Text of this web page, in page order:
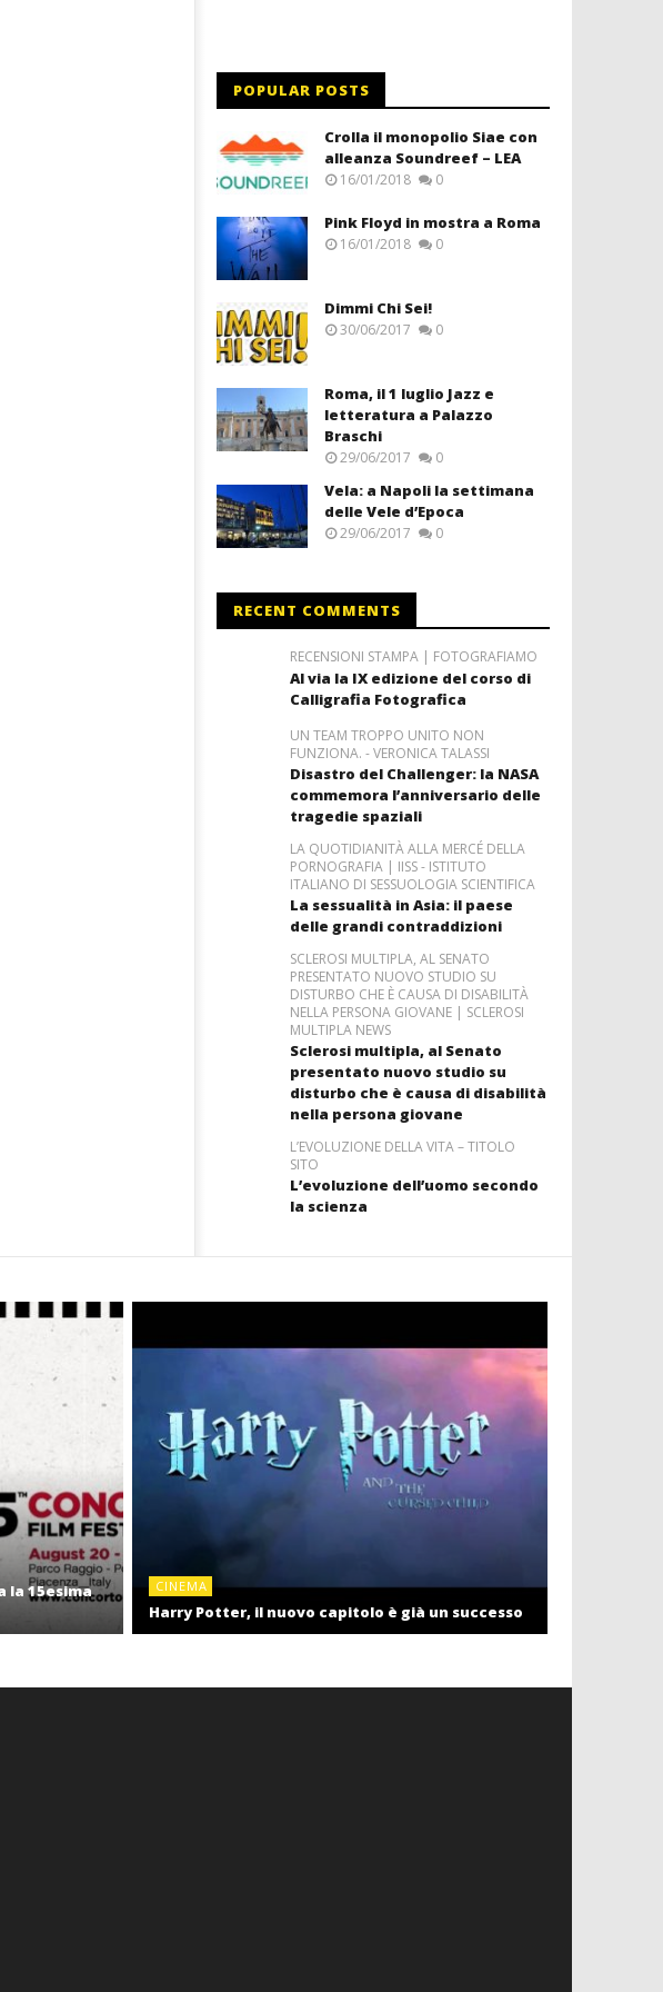
POPULAR POSTS
Crolla il monopolio Siae con
alleanza Soundreef – LEA
16/01/2018 0
Pink Floyd in mostra a Roma
16/01/2018 0
Dimmi Chi Sei!
30/06/2017 0
Roma, il 1 luglio Jazz e
letteratura a Palazzo
Braschi
29/06/2017 0
Vela: a Napoli la settimana
delle Vele d’Epoca
29/06/2017 0
RECENT COMMENTS
RECENSIONI STAMPA | FOTOGRAFIAMO
Al via la IX edizione del corso di
Calligrafia Fotografica
UN TEAM TROPPO UNITO NON
FUNZIONA. - VERONICA TALASSI
Disastro del Challenger: la NASA
commemora l’anniversario delle
tragedie spaziali
LA QUOTIDIANITÀ ALLA MERCÉ DELLA
PORNOGRAFIA | IISS - ISTITUTO
ITALIANO DI SESSUOLOGIA SCIENTIFICA
La sessualità in Asia: il paese
delle grandi contraddizioni
SCLEROSI MULTIPLA, AL SENATO
PRESENTATO NUOVO STUDIO SU
DISTURBO CHE È CAUSA DI DISABILITÀ
NELLA PERSONA GIOVANE | SCLEROSI
MULTIPLA NEWS
Sclerosi multipla, al Senato
presentato nuovo studio su
disturbo che è causa di disabilità
nella persona giovane
L’EVOLUZIONE DELLA VITA – TITOLO
SITO
L’evoluzione dell’uomo secondo
la scienza
la 15esima
CINEMA
Harry Potter, il nuovo capitolo è già un successo